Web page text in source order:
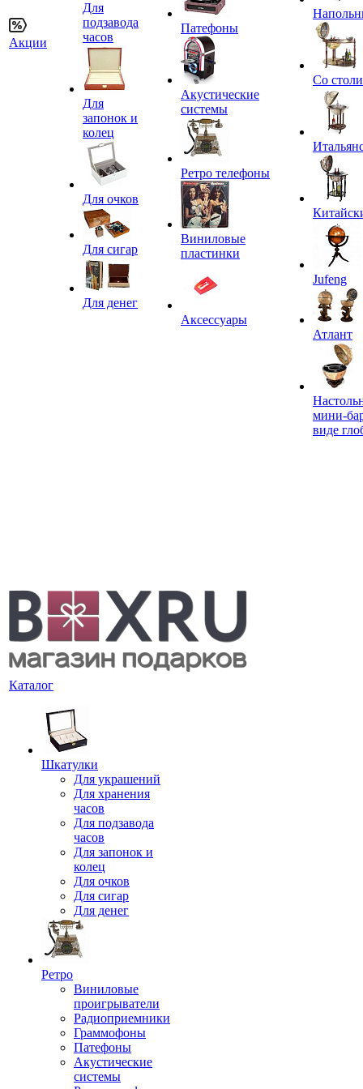
Акции
Для
подзавода
часов
Для
запонок и
колец
Для очков
Для сигар
Для денег
Патефоны
Акустические
системы
Ретро телефоны
Виниловые
пластинки
Аксессуары
Со
Jufeng
Атлант
мини-
виде
Каталог
Шкатулки
Для украшений
Для хранения
часов
Для подзавода
часов
Для запонок и
колец
Для очков
Для сигар
Для денег
Ретро
Виниловые
проигрыватели
Радиоприемники
Граммофоны
Патефоны
Акустические
системы